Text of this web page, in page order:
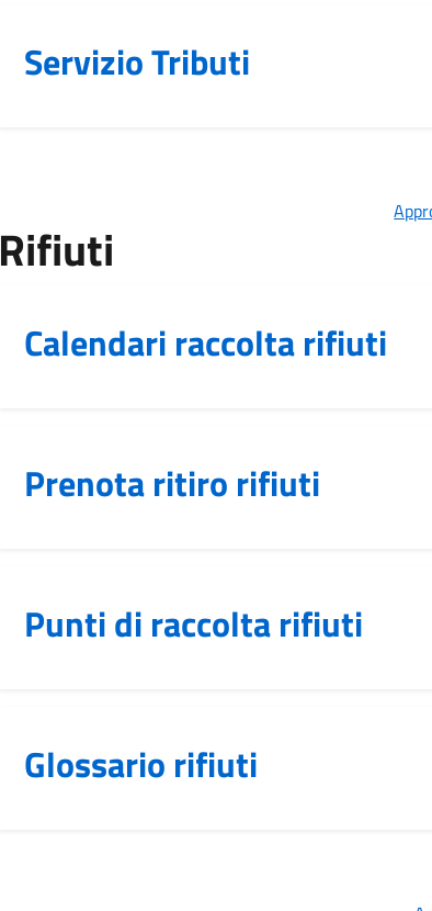
Servizio Tributi
Rifiuti
Calendari raccolta rifiuti
Prenota ritiro rifiuti
Punti di raccolta rifiuti
Glossario rifiuti